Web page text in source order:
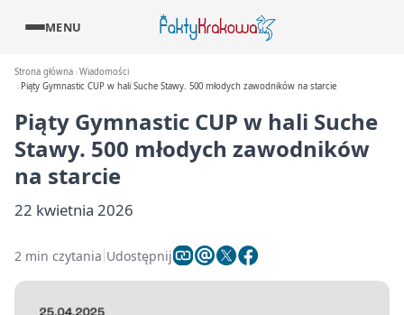
MENU
Strona główna Wiadomości
Piąty Gymnastic CUP w hali Suche Stawy. 500 młodych zawodników na starcie
Piąty Gymnastic CUP w hali Suche
Stawy. 500 młodych zawodników
na starcie
22 kwietnia 2026
2 min czytania Udostępnij